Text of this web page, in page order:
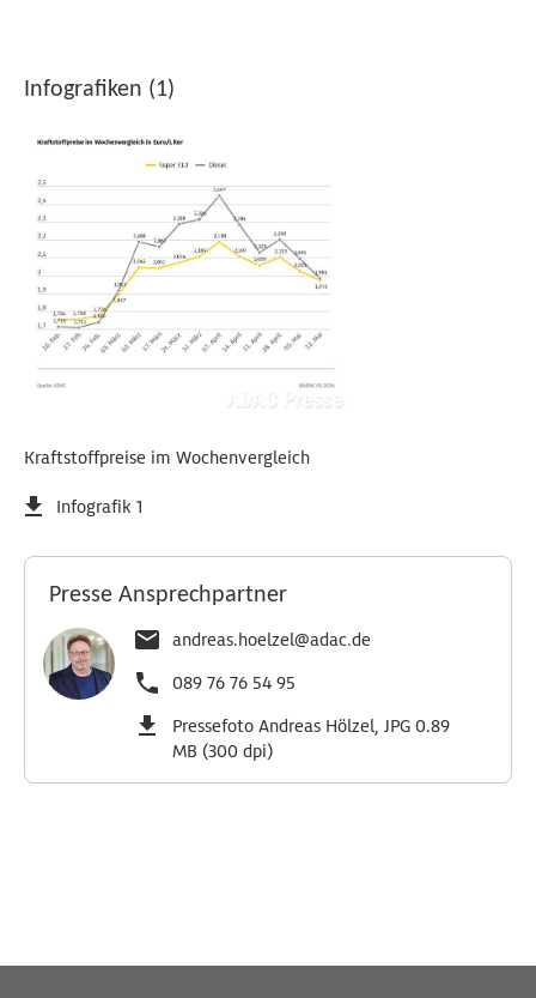
Infografiken (1)
Kraftstoffpreise im Wochenvergleich
Infografik 1
Presse Ansprechpartner
andreas.hoelzel@adac.de
089 76 76 54 95
Pressefoto Andreas Hölzel, JPG 0.89
MB (300 dpi)